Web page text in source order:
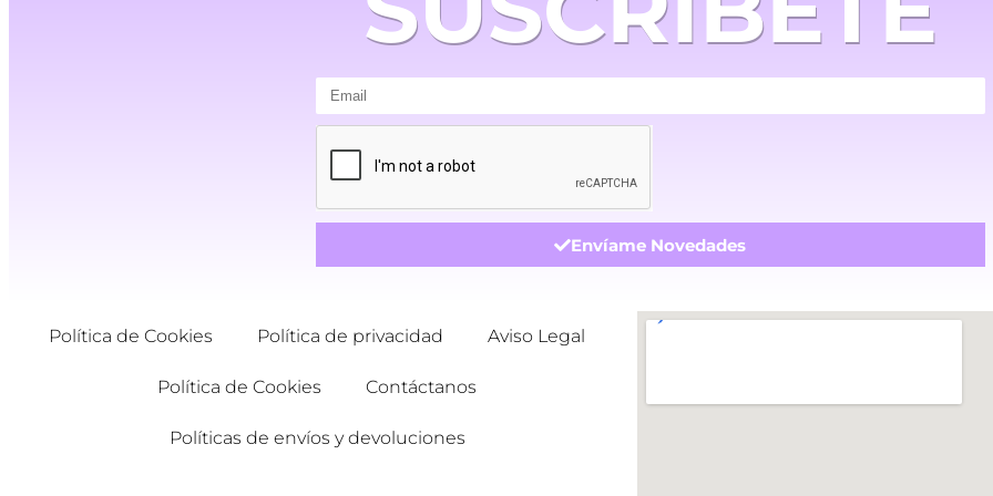
Envíame Novedades
Política de Cookies Política de privacidad Aviso Legal
Política de Cookies Contáctanos
Políticas de envíos y devoluciones